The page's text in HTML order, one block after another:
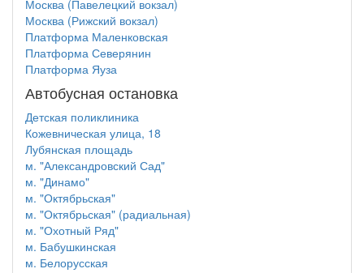
Москва (Павелецкий вокзал)
Москва (Рижский вокзал)
Платформа Маленковская
Платформа Северянин
Платформа Яуза
Автобусная остановка
Детская поликлиника
Кожевническая улица, 18
Лубянская площадь
м. "Александровский Сад"
м. "Динамо"
м. "Октябрьская"
м. "Октябрьская" (радиальная)
м. "Охотный Ряд"
м. Бабушкинская
м. Белорусская